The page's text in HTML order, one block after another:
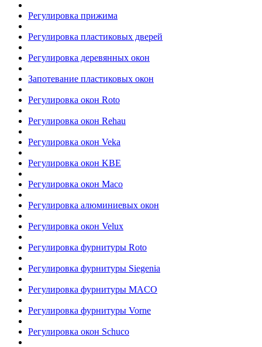
Регулировка прижима
Регулировка пластиковых дверей
Регулировка деревянных окон
Запотевание пластиковых окон
Регулировка окон Roto
Регулировка окон Rehau
Регулировка окон Veka
Регулировка окон KBE
Регулировка окон Maco
Регулировка алюминиевых окон
Регулировка окон Velux
Регулировка фурнитуры Roto
Регулировка фурнитуры Siegenia
Регулировка фурнитуры MACO
Регулировка фурнитуры Vorne
Регулировка окон Schuco